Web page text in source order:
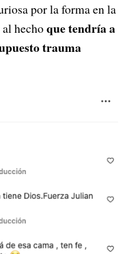
por la forma en la
hechoque tendría a
trauma